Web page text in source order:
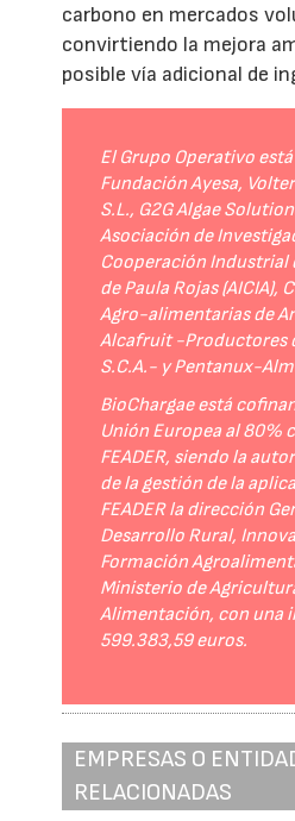
carbono en mercados
convirtiendo la mejora
posible vía adicional de
El Grupo Operativo
Fundación Ayesa,
S.L., G2G Algae
Asociación de
Cooperación Industrial
de Paula Rojas (AICIA),
Agro-alimentarias de
Alcafruit -Productores
S.C.A.- y Pentanux-
BioChargae está
Unión Europea al 80%
FEADER, siendo la
de la gestión de la
FEADER la dirección
Desarrollo Rural,
Formación
Ministerio de
Alimentación, con una
599.383,59 euros.
EMPRESAS O
RELACIONADAS